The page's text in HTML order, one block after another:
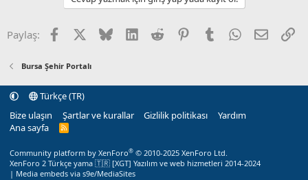
:
Paylaş: FacebookX (Twitter)
BlueskyLinkedInReddit PinterestTumblr WhatsApp
E-posta
Bursa Şehir Portalı
Türkçe (TR)
Bize ulaşın
Şartlar ve kurallar Gizlilik politikası
Yardım
Ana sayfa
R
S
Community platform by XenForo® © 2010-2025 XenForo Ltd.
XenForo 2 Türkçe yama 🇹🇷 [XGT] Yazılım ve web hizmetleri 2014-2024
| Media embeds via s9e/MediaSites